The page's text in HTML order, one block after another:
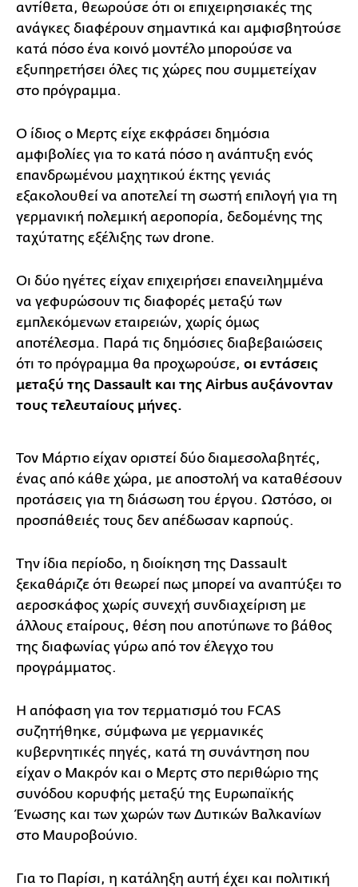
αντίθετα, θεωρούσε ότι οι επιχειρησιακές της
ανάγκες διαφέρουν σημαντικά και αμφισβητούσε
κατά πόσο ένα κοινό μοντέλο μπορούσε να
εξυπηρετήσει όλες τις χώρες που συμμετείχαν
στο πρόγραμμα.
Ο ίδιος ο Μερτς είχε εκφράσει δημόσια
αμφιβολίες για το κατά πόσο η ανάπτυξη ενός
επανδρωμένου μαχητικού έκτης γενιάς
εξακολουθεί να αποτελεί τη σωστή επιλογή για τη
γερμανική πολεμική αεροπορία, δεδομένης της
ταχύτατης εξέλιξης των drone.
Οι δύο ηγέτες είχαν επιχειρήσει επανειλημμένα
να γεφυρώσουν τις διαφορές μεταξύ των
εμπλεκόμενων εταιρειών, χωρίς όμως
αποτέλεσμα. Παρά τις δημόσιες διαβεβαιώσεις
ότι το πρόγραμμα θα προχωρούσε, οι εντάσεις
μεταξύ της Dassault και της Airbus αυξάνονταν
τους τελευταίους μήνες.
Τον Μάρτιο είχαν οριστεί δύο διαμεσολαβητές,
ένας από κάθε χώρα, με αποστολή να καταθέσουν
προτάσεις για τη διάσωση του έργου. Ωστόσο, οι
προσπάθειές τους δεν απέδωσαν καρπούς.
Την ίδια περίοδο, η διοίκηση της Dassault
ξεκαθάριζε ότι θεωρεί πως μπορεί να αναπτύξει το
αεροσκάφος χωρίς συνεχή συνδιαχείριση με
άλλους εταίρους, θέση που αποτύπωνε το βάθος
της διαφωνίας γύρω από τον έλεγχο του
προγράμματος.
Η απόφαση για τον τερματισμό του FCAS
συζητήθηκε, σύμφωνα με γερμανικές
κυβερνητικές πηγές, κατά τη συνάντηση που
είχαν ο Μακρόν και ο Μερτς στο περιθώριο της
συνόδου κορυφής μεταξύ της Ευρωπαϊκής
Ένωσης και των χωρών των Δυτικών Βαλκανίων
στο Μαυροβούνιο.
Για το Παρίσι, η κατάληξη αυτή έχει και πολιτική